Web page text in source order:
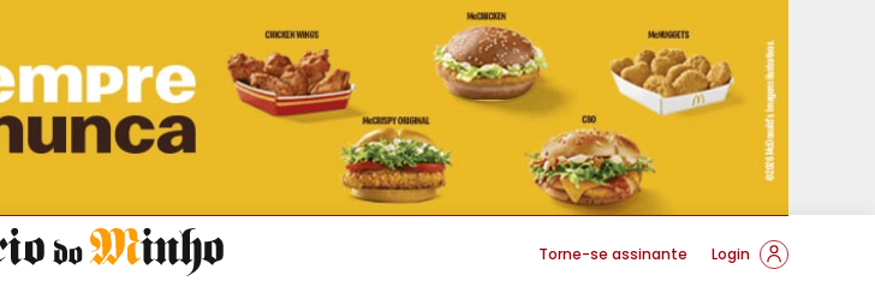
DM Livraria DM Arquidiocese Braga
Torne-se assinante Login